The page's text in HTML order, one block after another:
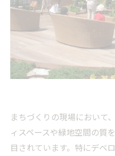
まちづくりの現場において
ィスペースや緑地空間の質
目されています。特にデベ